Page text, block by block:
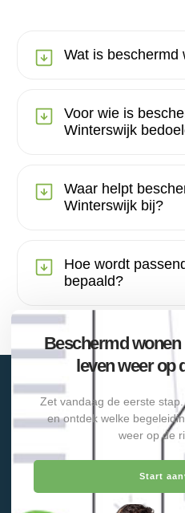
Wat is beschermd
Voor wie is
Winterswijk
Waar helpt
Winterswijk bij?
Hoe wordt
bepaald?
Beschermd wonen
leven weer op
Zet vandaag de eerste
en ontdek welke
weer op de
Start